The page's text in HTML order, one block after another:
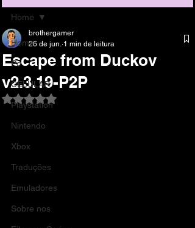
Home
Pc
CELULAR
Playstation
Nintendo
Xbox
Traduções
Emuladores
Sobre nos
Home
Escape from Duckov
v2.3.19-P2P
brothergamer
26 de jun. 1 min de leitura
Avaliado com NaN de 5 estrelas.